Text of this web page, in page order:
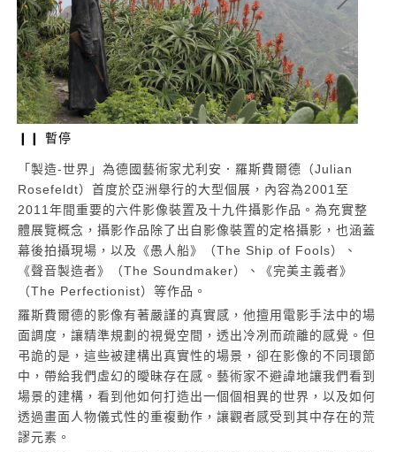
❙❙ 暫停
5頻道錄像裝置 | 美國夜譚
2009
「製造-世界」為德國藝術家尤利安．羅斯費爾德（Julian
Rosefeldt）首度於亞洲舉行的大型個展，內容為2001至
2011年間重要的六件影像裝置及十九件攝影作品。為充實整
體展覽概念，攝影作品除了出自影像裝置的定格攝影，也涵蓋
幕後拍攝現場，以及《愚人船》（The Ship of Fools）、
《聲音製造者》（The Soundmaker）、《完美主義者》
（The Perfectionist）等作品。
羅斯費爾德的影像有著嚴謹的真實感，他擅用電影手法中的場
面調度，讓精準規劃的視覺空間，透出冷冽而疏離的感覺。但
弔詭的是，這些被建構出真實性的場景，卻在影像的不同環節
中，帶給我們虛幻的曖昧存在感。藝術家不避諱地讓我們看到
場景的建構，看到他如何打造出一個個相異的世界，以及如何
透過畫面人物儀式性的重複動作，讓觀者感受到其中存在的荒
謬元素。